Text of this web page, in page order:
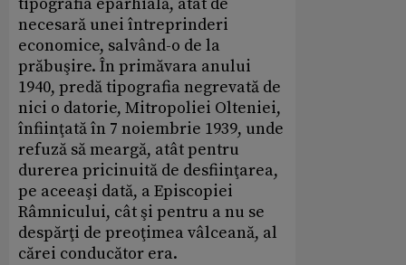
necesară unei întreprinderi
economice, salvând-o de la
prăbuşire. În primăvara anului
1940, predă tipografia negrevată de
nici o datorie, Mitropoliei Olteniei,
înfiinţată în 7 noiembrie 1939, unde
refuză să meargă, atât pentru
durerea pricinuită de desfiinţarea,
pe aceeaşi dată, a Episcopiei
Râmnicului, cât şi pentru a nu se
despărţi de preoţimea vâlceană, al
cărei conducător era.